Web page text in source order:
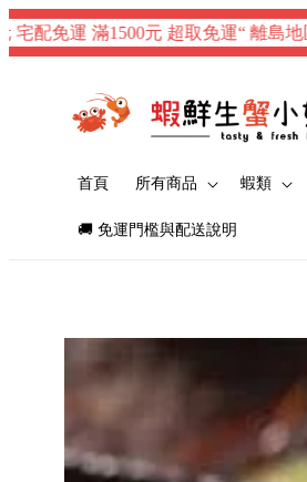
滿1500元 超取免運“ 離島地區除外哦~
首頁 所有商品 蝦類
🚚 免運門檻與配送說明